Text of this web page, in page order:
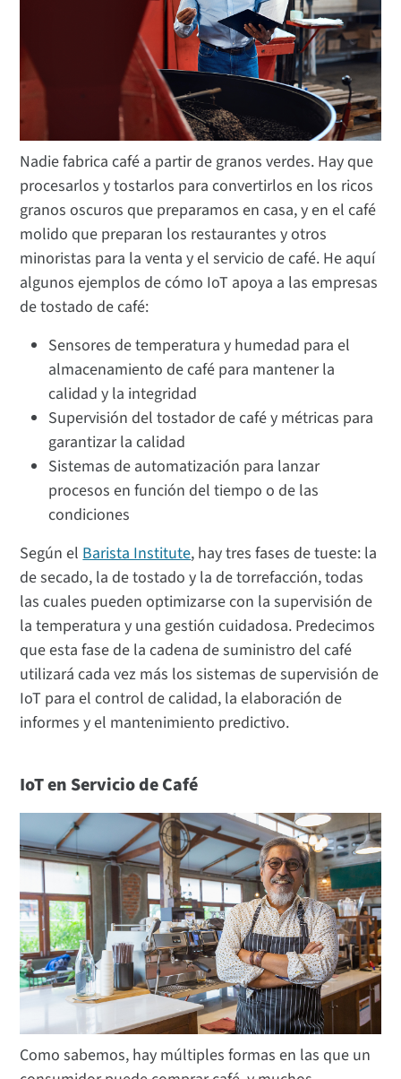
Nadie fabrica café a partir de granos verdes. Hay que
procesarlos y tostarlos para convertirlos en los ricos
granos oscuros que preparamos en casa, y en el café
molido que preparan los restaurantes y otros
minoristas para la venta y el servicio de café. He aquí
algunos ejemplos de cómo IoT apoya a las empresas
de tostado de café:
Sensores de temperatura y humedad para el
almacenamiento de café para mantener la
calidad y la integridad
Supervisión del tostador de café y métricas para
garantizar la calidad
Sistemas de automatización para lanzar
procesos en función del tiempo o de las
condiciones
Según el Barista Institute, hay tres fases de tueste: la
de secado, la de tostado y la de torrefacción, todas
las cuales pueden optimizarse con la supervisión de
la temperatura y una gestión cuidadosa. Predecimos
que esta fase de la cadena de suministro del café
utilizará cada vez más los sistemas de supervisión de
IoT para el control de calidad, la elaboración de
informes y el mantenimiento predictivo.
IoT en Servicio de Café
Como sabemos, hay múltiples formas en las que un